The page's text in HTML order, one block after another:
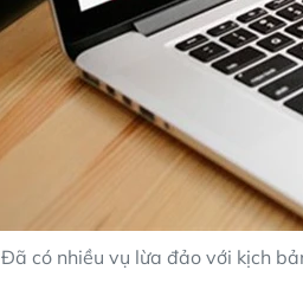
Đã có nhiều vụ lừa đảo với kịch